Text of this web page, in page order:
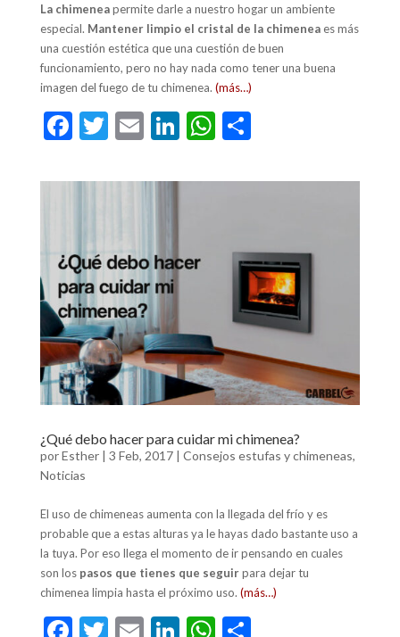
La chimeneapermite darle a nuestro hogar un ambiente
especial. Mantener limpio el cristal de la chimeneaes más
una cuestión estética que una cuestión de buen
funcionamiento, pero no hay nada como tener una buena
imagen del fuego de tu chimenea. (más…)
F
e
o
k
T
itt
E
ai
Li
ke
W
at
C
m
ti
r
¿Qué debo hacer para cuidar mi chimenea?
porEsther| 3 Feb, 2017| Consejos estufas y chimeneas,
Noticias
El uso de chimeneas aumenta con la llegada del frío y es
probable que a estas alturas ya le hayas dado bastante uso a
la tuya. Por eso llega el momento de ir pensando en cuales
son los pasos que tienes que seguirpara dejar tu
chimenea limpia hasta el próximo uso. (más…)